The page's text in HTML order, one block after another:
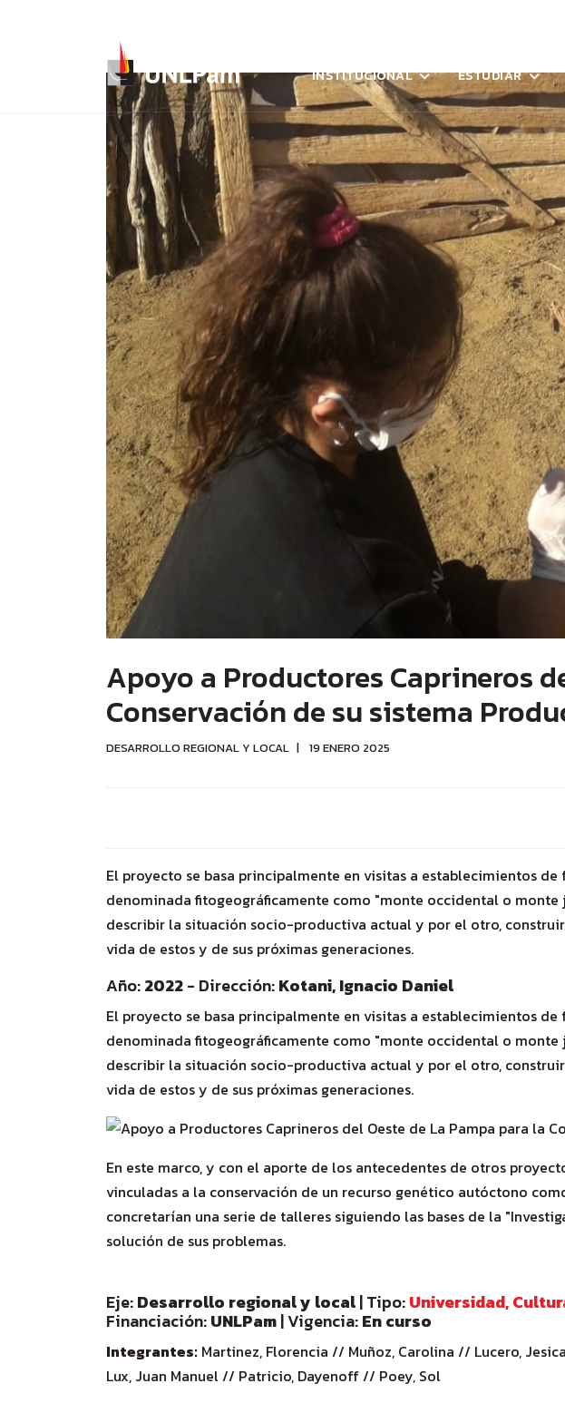
INSTITUCIONAL ESTUDIAR
Apoyo a Productores Caprineros
Conservación de su sistema
DESARROLLO REGIONAL Y LOCAL 19 ENERO 2025
El proyecto se basa principalmente en visitas a establecimientos
denominada fitogeográficamente como "monte occidental o
describir la situación socio-productiva actual y por el otro,
vida de estos y de sus próximas generaciones.
Año:2022- Dirección:Kotani, Ignacio Daniel
El proyecto se basa principalmente en visitas a establecimientos
denominada fitogeográficamente como "monte occidental o
describir la situación socio-productiva actual y por el otro,
vida de estos y de sus próximas generaciones.
En este marco, y con el aporte de los antecedentes de otros
vinculadas a la conservación de un recurso genético autóctono
concretarían una serie de talleres siguiendo las bases de la
solución de sus problemas.
Eje:Desarrollo regional y local| Tipo:Universidad,
Financiación:UNLPam| Vigencia:En curso
Integrantes: Martinez, Florencia // Muñoz, Carolina // Lucero,
Lux, Juan Manuel // Patricio, Dayenoff // Poey, Sol